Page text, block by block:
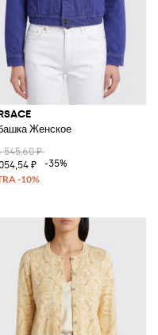
Женское
545,60 ₽
₽
-35%